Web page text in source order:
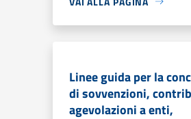
Linee guida per la
di sovvenzioni,
agevolazioni a enti,